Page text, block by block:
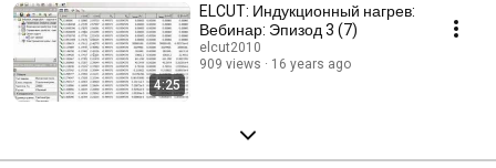
4:25
ELCUT: Индукционный нагрев:
Вебинар: Эпизод 3 (7)
elcut2010
909 views
16 years ago